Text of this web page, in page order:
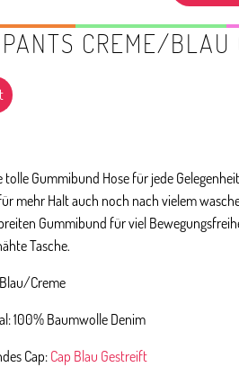
CREME/BLAU
tolle Gummibund Hose für jede
mehr Halt auch noch nach vielem
Gummibund für viel
Tasche.
Creme
100% Baumwolle Denim
Cap:Cap Blau Gestreift